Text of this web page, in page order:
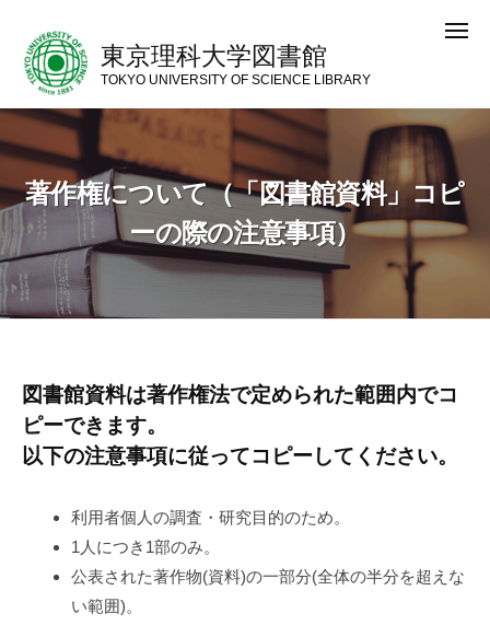
メ
へ
ス
キ
ッ
プ
東京理科大学図書館
TOKYO UNIVERSITY OF SCIENCE LIBRARY
著作権について（「図書館資料」コピ
ーの際の注意事項）
著作権について（「図書館資料」コピー
の際の注意事項）
2025.02.19by
exmedia
図書館資料は著作権法で定められた範囲内でコ
ピーできます。
以下の注意事項に従ってコピーしてください。
利用者個人の調査・研究目的のため。
1人につき1部のみ。
公表された著作物(資料)の一部分(全体の半分を超えな
い範囲)。